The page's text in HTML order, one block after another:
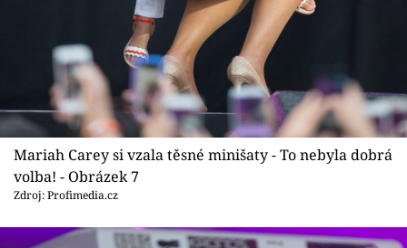
Mariah Carey si vzala těsné minišaty - To nebyla dobrá
volba! - Obrázek 7
Zdroj: Profimedia.cz